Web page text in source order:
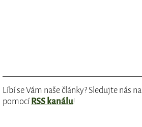
Líbí se Vám naše články? Sledujte nás na
pomocíRSS kanálu!